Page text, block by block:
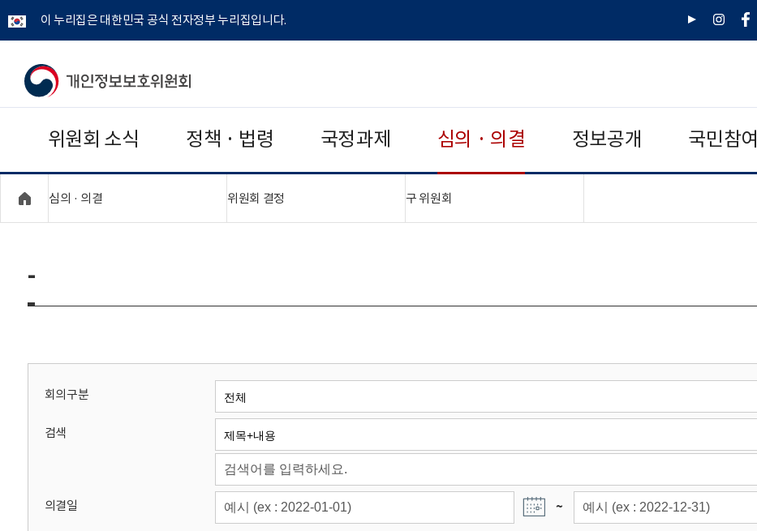
이 누리집은 대한민국 공식 전자정부 누리집입니다.
유
인
페
개
보
보
위
회
위원회 소식 정책 · 법령 국정과제 심의 · 의결 정보공개 국민참여
심의 · 의결 위원회 결정 구 위원회
-
회의구분
검색
의결일 ~